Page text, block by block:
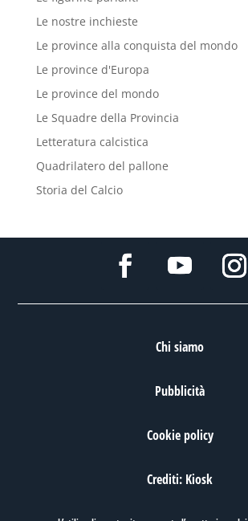
Le nostre inchieste
Le province alla conquista del mondo
Le province d'Europa
Le province del mondo
Le Squadre della Provincia
Letteratura calcistica
Quadrilatero del pallone
Storia del Calcio
Chi siamo
Pubblicità
Cookie policy
Crediti: Kiosk